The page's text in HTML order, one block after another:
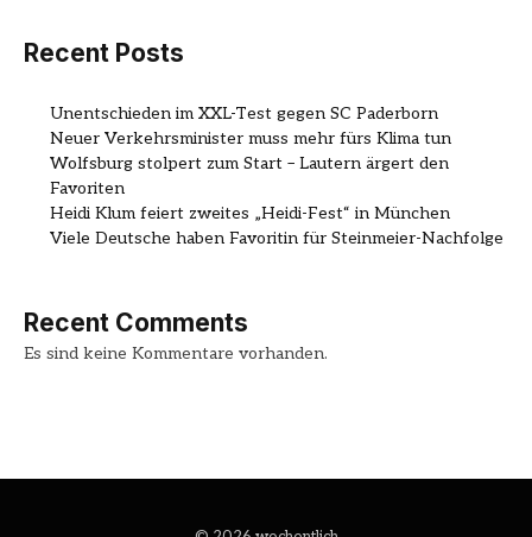
Recent Posts
Unentschieden im XXL-Test gegen SC Paderborn
Neuer Verkehrsminister muss mehr fürs Klima tun
Wolfsburg stolpert zum Start – Lautern ärgert den
Favoriten
Heidi Klum feiert zweites „Heidi-Fest“ in München
Viele Deutsche haben Favoritin für Steinmeier-Nachfolge
Recent Comments
Es sind keine Kommentare vorhanden.